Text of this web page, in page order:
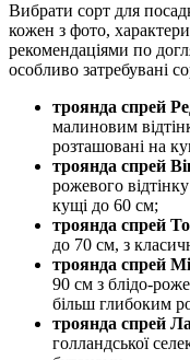
Вибрати сорт для
кожен з фото,
рекомендаціями по
особливо затребувані
троянда спрей
малиновим
розташовані на
троянда спрей
рожевого
кущі до 60 см;
троянда спрей
до 70 см, з
троянда спрей
90 см з блідо-
більш глибоким
троянда спрей
голландської